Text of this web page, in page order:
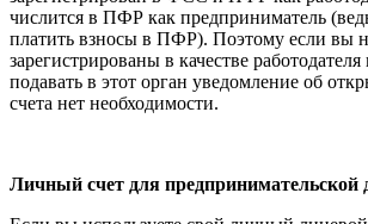
числится в ПФР как предприниматель
платить взносы в ПФР). Поэтому если вы
зарегистрированы в качестве
подавать в этот орган уведомление об
счета нет необходимости.
Личный счет для предпринимательской